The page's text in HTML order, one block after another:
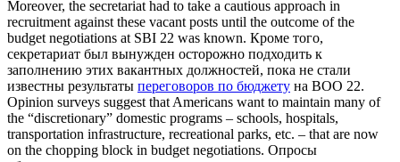
Moreover, the secretariat had to take a cautious approach in
recruitment against these vacant posts until the outcome of the
budget negotiations at SBI 22 was known. Кроме того,
секретариат был вынужден осторожно подходить к
заполнению этих вакантных должностей, пока не стали
известны результаты переговоров по бюджету на ВОО 22.
Opinion surveys suggest that Americans want to maintain many of
the “discretionary” domestic programs – schools, hospitals,
transportation infrastructure, recreational parks, etc. – that are now
on the chopping block in budget negotiations. Опросы